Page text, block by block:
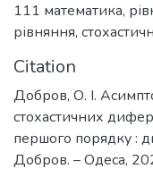
111 математика,
рівняння,
Citation
Добров, О. І.
стохастичних
першого порядку :
Добров. – Одеса,